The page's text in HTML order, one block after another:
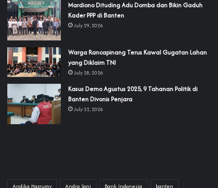
‎Mardiono Dituding Adu Domba dan Bikin Gaduh
Kader PPP di Banten
July 29, 2026
‎Warga Rancapinang Terus Kawal Gugatan Lahan
yang Diklaim TNI‎‎
July 28, 2026
‎Kasus Demo Agustus 2025, 9 Tahanan Politik di
Banten Divonis Penjara
July 22, 2026
Andika Hazrumy Andra Soni Bank Indonesia banten